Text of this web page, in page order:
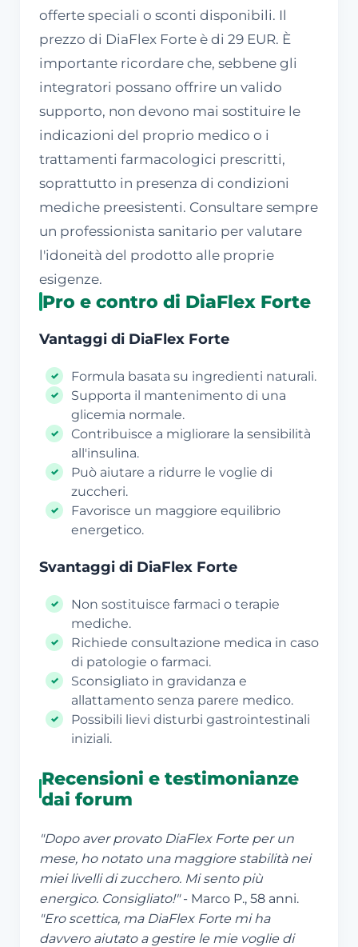
offerte speciali o sconti disponibili. Il
prezzo di DiaFlex Forte è di 29 EUR. È
importante ricordare che, sebbene gli
integratori possano offrire un valido
supporto, non devono mai sostituire le
indicazioni del proprio medico o i
trattamenti farmacologici prescritti,
soprattutto in presenza di condizioni
mediche preesistenti. Consultare sempre
un professionista sanitario per valutare
l'idoneità del prodotto alle proprie
esigenze.
Pro e contro di DiaFlex Forte
Vantaggi di DiaFlex Forte
Formula basata su ingredienti naturali.
Supporta il mantenimento di una
glicemia normale.
Contribuisce a migliorare la sensibilità
all'insulina.
Può aiutare a ridurre le voglie di
zuccheri.
Favorisce un maggiore equilibrio
energetico.
Svantaggi di DiaFlex Forte
Non sostituisce farmaci o terapie
mediche.
Richiede consultazione medica in caso
di patologie o farmaci.
Sconsigliato in gravidanza e
allattamento senza parere medico.
Possibili lievi disturbi gastrointestinali
iniziali.
Recensioni e testimonianze
dai forum
"Dopo aver provato DiaFlex Forte per un
mese, ho notato una maggiore stabilità nei
miei livelli di zucchero. Mi sento più
energico. Consigliato!"- Marco P., 58 anni.
"Ero scettica, ma DiaFlex Forte mi ha
davvero aiutato a gestire le mie voglie di